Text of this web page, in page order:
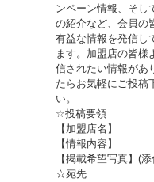
ンペーン情報、そし
の紹介など、会員の
有益な情報を発信し
ます。加盟店の皆様
信されたい情報があ
たらお気軽にご投稿
い。
☆投稿要領
【加盟店名】
【情報内容】
【掲載希望写真】(添
☆宛先